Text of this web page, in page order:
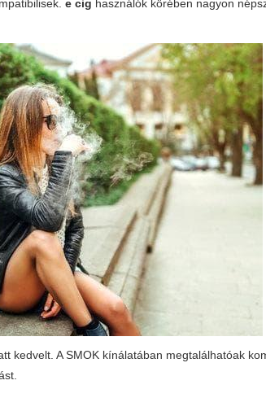
e cig használók körében nagyon
kedvelt. A SMOK kínálatában megtalálhatóak